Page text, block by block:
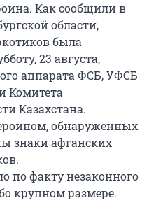
Как сообщили в
области,
была
23 августа,
аппарата ФСБ, УФСБ
Комитета
Казахстана.
обнаруженных
знаки афганских
по факту незаконного
крупном размере.